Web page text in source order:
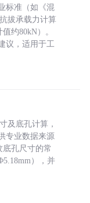
标准（如《混
拔承载力计算
约80kN）。
议，适用于工
及底孔计算，
专业数据来源
底孔尺寸的常
），并